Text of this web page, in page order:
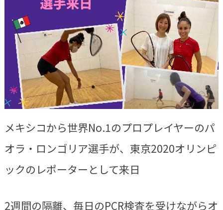
メキシコから世界No.1のプロプレイヤーのパ
オラ・ロンゴリア選手が、東京2020オリンピ
ックのレポーターとして来日
2週間の隔離、毎日のPCR検査を受けながらオ